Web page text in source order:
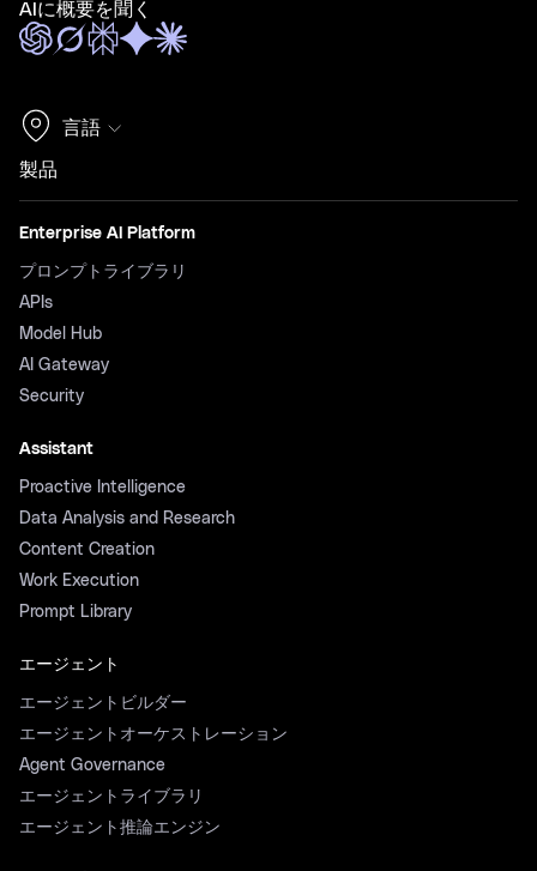
AIに概要を聞く
言語
製品
Enterprise AI Platform
プロンプトライブラリ
APIs
Model Hub
AI Gateway
Security
Assistant
Proactive Intelligence
Data Analysis and Research
Content Creation
Work Execution
Prompt Library
エージェント
エージェントビルダー
エージェントオーケストレーション
Agent Governance
エージェントライブラリ
エージェント推論エンジン